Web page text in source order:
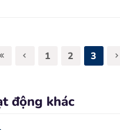
1 2 3
động khác